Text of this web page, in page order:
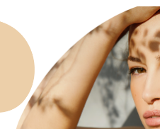
Soins
Je veux faire un bon cadeau
Plan d’accès
Prendre RDV